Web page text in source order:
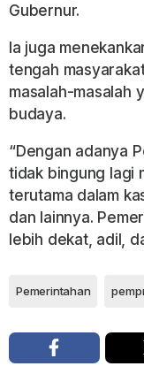
Gubernur.
Ia juga
tengah
masalah-masalah
budaya.
“Dengan adanya
tidak bingung lagi
terutama dalam
dan lainnya.
lebih dekat, adil,
Pemerintahan